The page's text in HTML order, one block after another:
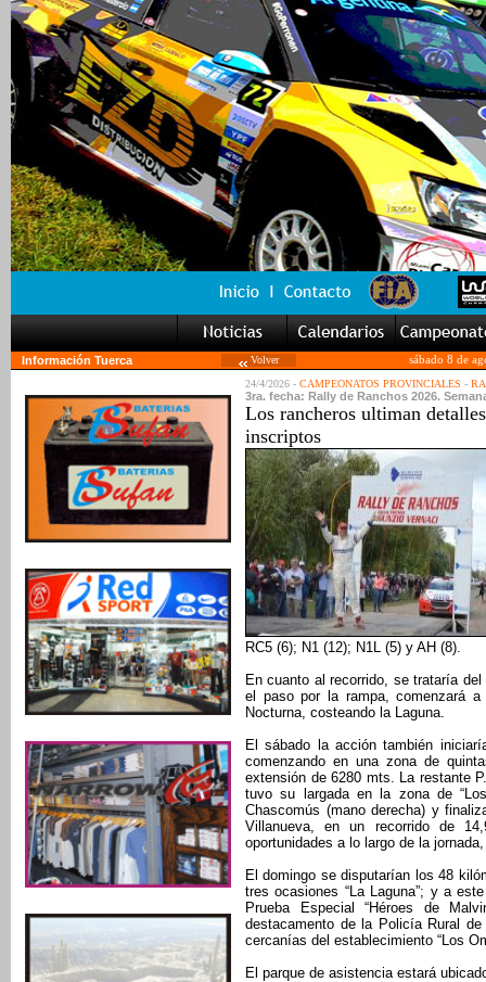
Información Tuerca Volver
sábado 8 de
24/4/2026 - CAMPEONATOS PROVINCIALES -
3ra. fecha: Rally de Ranchos 2026.
Los rancheros ultiman
inscriptos
RC5 (6); N1 (12); N1L (5) y AH (8).
En cuanto al recorrido, se trataría
el paso por la rampa, comenzará
Nocturna, costeando la Laguna.
El sábado la acción también
comenzando en una zona de
extensión de 6280 mts. La restante
tuvo su largada en la zona de
Chascomús (mano derecha) y
Villanueva, en un recorrido de
oportunidades a lo largo de la
El domingo se disputarían los 48
tres ocasiones “La Laguna”; y a
Prueba Especial “Héroes de
destacamento de la Policía Rural
cercanías del establecimiento “Los
El parque de asistencia estará